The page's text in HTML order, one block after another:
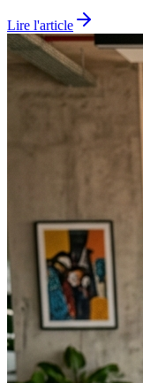
Lire l'article